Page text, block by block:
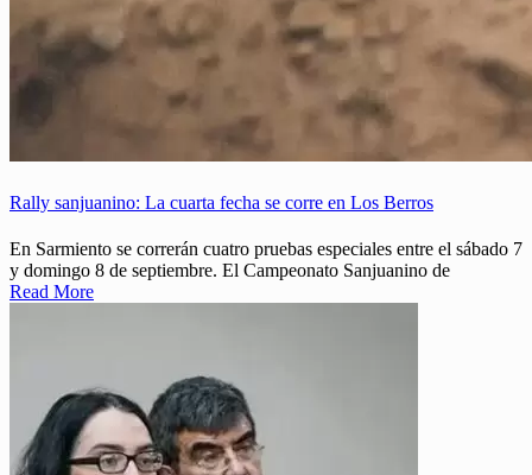
Rally sanjuanino: La cuarta fecha se corre en Los Berros
En Sarmiento se correrán cuatro pruebas especiales entre el sábado 7
y domingo 8 de septiembre. El Campeonato Sanjuanino de
Read More